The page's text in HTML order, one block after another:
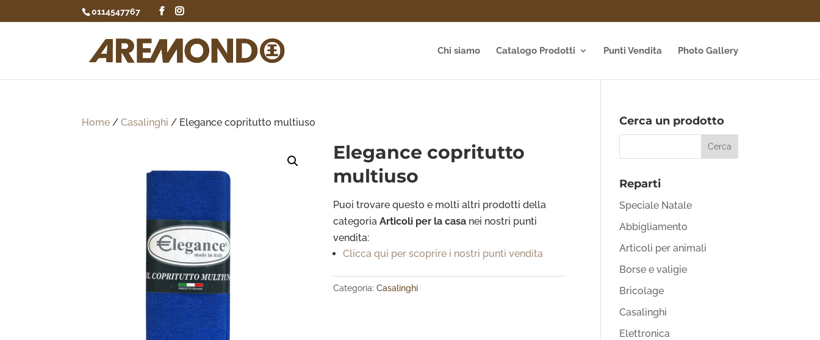
0114547767
Chi siamo Catalogo Prodotti Punti Vendita Photo Gallery
Home /Casalinghi / Elegance copritutto multiuso
Elegance copritutto
multiuso
Puoi trovare questo e molti altri prodotti della
categoria Articoli per la casa nei nostri punti
vendita:
Clicca qui per scoprire i nostri punti vendita
Categoria:Casalinghi
Cerca un prodotto
Reparti
Speciale Natale
Abbigliamento
Articoli per animali
Borse e valigie
Bricolage
Casalinghi
Elettronica